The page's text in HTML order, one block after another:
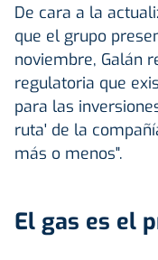
De cara a la
que el grupo
noviembre, Galán
regulatoria que
para las
ruta' de la
más o menos".
El gas es el